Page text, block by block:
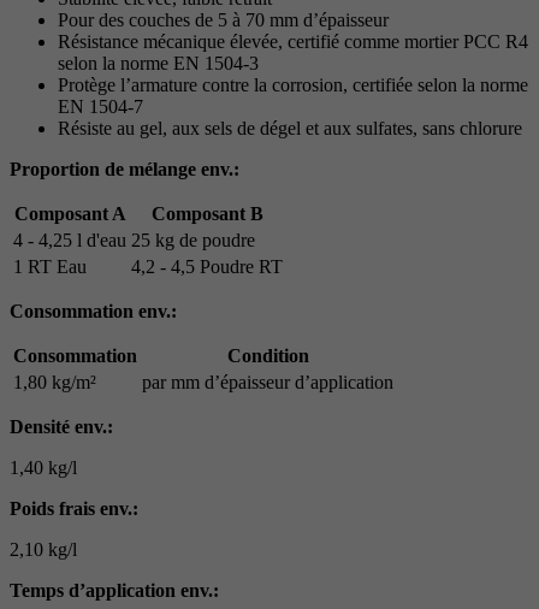
Pour des couches de 5 à 70 mm d’épaisseur
Résistance mécanique élevée, certifié comme mortier PCC R4
selon la norme EN 1504-3
Protège l’armature contre la corrosion, certifiée selon la norme
EN 1504-7
Résiste au gel, aux sels de dégel et aux sulfates, sans chlorure
Proportion de mélange env.:
Composant A
Composant B
4 - 4,25 l d'eau 25 kg de poudre
1 RT Eau
4,2 - 4,5 Poudre RT
Consommation env.:
Consommation
Condition
1,80 kg/m²
par mm d’épaisseur d’application
Densité env.:
1,40 kg/l
Poids frais env.:
2,10 kg/l
Temps d’application env.: